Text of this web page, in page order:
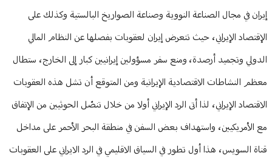
إيران في مجال الصناعة النووية وصناعة الصواريخ البالستية وكذلك على
الإقتصاد الإيراني، حيث تتعرض إيران لعقوبات بفصلها عن النظام المالي
الدولي وتجميد أرصدة، ومنع سفر مسؤولين إيرانيين كبار إلى الخارج، ستطال
معظم النشاطات الاقتصادية الإيرانية ومن المتوقع أن تشل هذه العقوبات
الاقتصاد الإيراني، لذا أتى الرد الإيراني أولا من خلال تنصّل الحوثيين من الإتفاق
مع الأمريكيين، واستهداف بعض السفن في منطقة البحر الأحمر على مداخل
قناة السويس، هذا أول تطور في السياق الاقليمي في الرد الايراني على العقوبات